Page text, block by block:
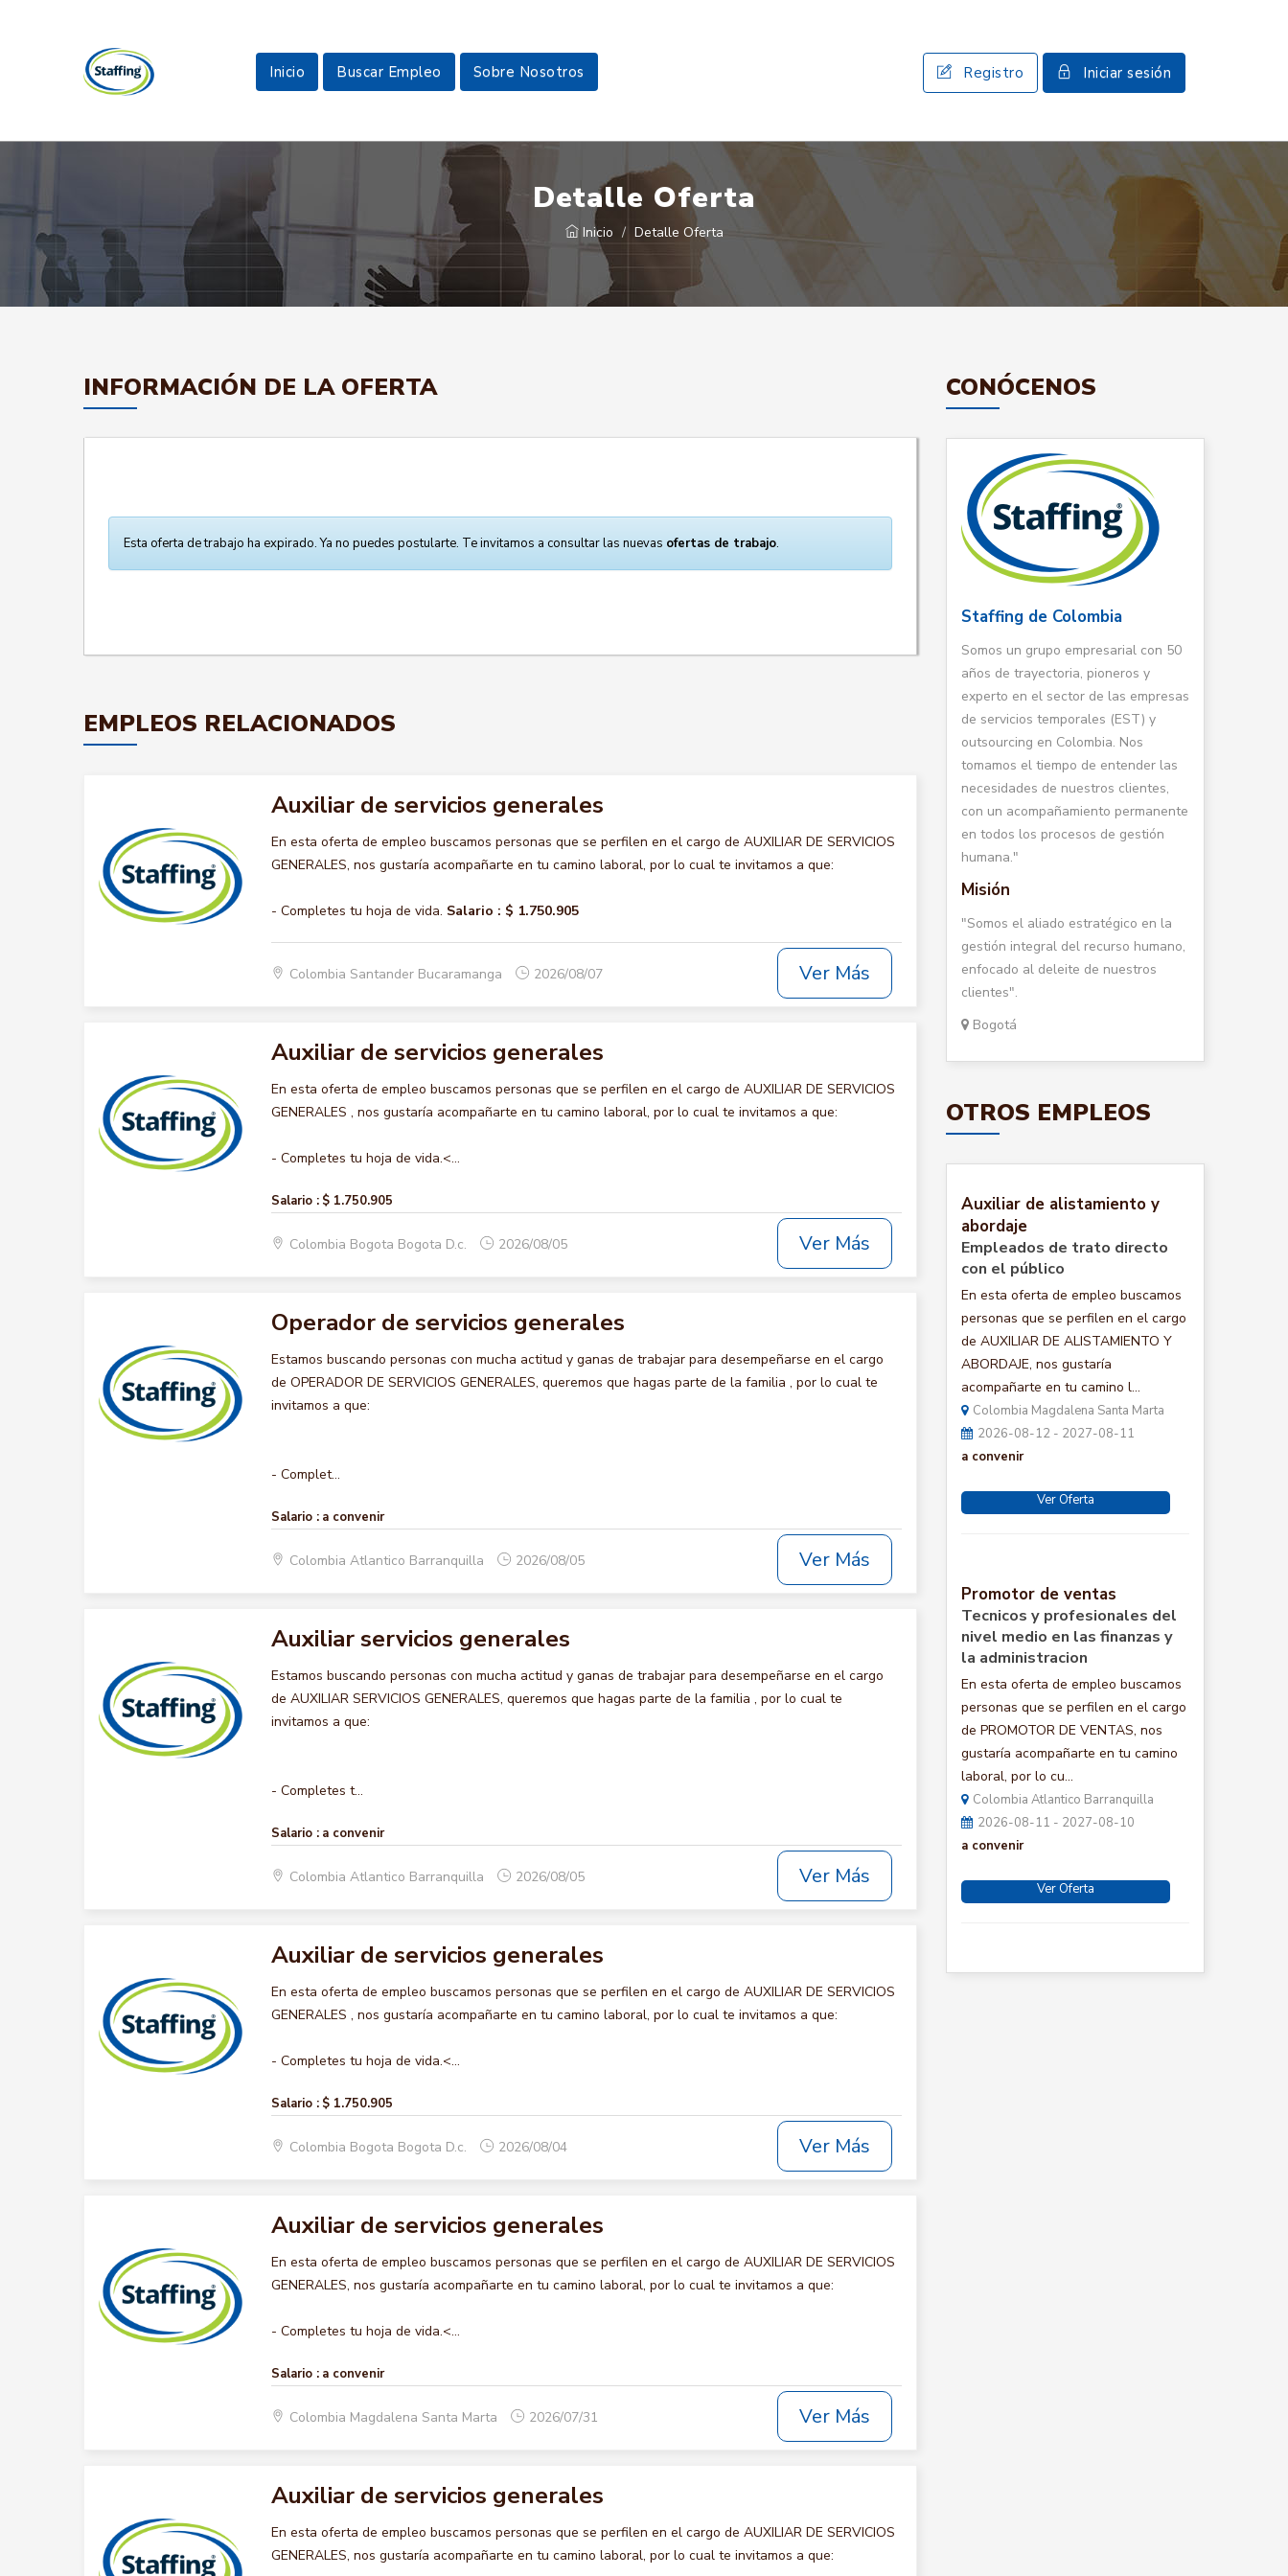
Inicio Buscar Empleo Sobre Nosotros Registro Iniciar sesión
Detalle Oferta
Inicio Detalle Oferta
INFORMACIÓN DE LA OFERTA
Esta oferta de trabajo ha expirado. Ya no puedes postularte. Te invitamos a consultar las nuevas ofertas de trabajo.
EMPLEOS RELACIONADOS
Auxiliar de servicios generales
En esta oferta de empleo buscamos personas que se perfilen en el cargo de AUXILIAR DE SERVICIOS
GENERALES, nos gustaría acompañarte en tu camino laboral, por lo cual te invitamos a que:
- Completes tu hoja de vida. Salario : $ 1.750.905
Colombia Santander Bucaramanga 2026/08/07 Ver Más
Auxiliar de servicios generales
En esta oferta de empleo buscamos personas que se perfilen en el cargo de AUXILIAR DE SERVICIOS
GENERALES , nos gustaría acompañarte en tu camino laboral, por lo cual te invitamos a que:
- Completes tu hoja de vida.<...
Salario : $ 1.750.905
Colombia Bogota Bogota D.c. 2026/08/05 Ver Más
Operador de servicios generales
Estamos buscando personas con mucha actitud y ganas de trabajar para desempeñarse en el cargo
de OPERADOR DE SERVICIOS GENERALES, queremos que hagas parte de la familia , por lo cual te
invitamos a que:
- Complet...
Salario : a convenir
Colombia Atlantico Barranquilla 2026/08/05 Ver Más
Auxiliar servicios generales
Estamos buscando personas con mucha actitud y ganas de trabajar para desempeñarse en el cargo
de AUXILIAR SERVICIOS GENERALES, queremos que hagas parte de la familia , por lo cual te
invitamos a que:
- Completes t...
Salario : a convenir
Colombia Atlantico Barranquilla 2026/08/05 Ver Más
Auxiliar de servicios generales
En esta oferta de empleo buscamos personas que se perfilen en el cargo de AUXILIAR DE SERVICIOS
GENERALES , nos gustaría acompañarte en tu camino laboral, por lo cual te invitamos a que:
- Completes tu hoja de vida.<...
Salario : $ 1.750.905
Colombia Bogota Bogota D.c. 2026/08/04 Ver Más
Auxiliar de servicios generales
En esta oferta de empleo buscamos personas que se perfilen en el cargo de AUXILIAR DE SERVICIOS
GENERALES, nos gustaría acompañarte en tu camino laboral, por lo cual te invitamos a que:
- Completes tu hoja de vida.<...
Salario : a convenir
Colombia Magdalena Santa Marta 2026/07/31 Ver Más
Auxiliar de servicios generales
En esta oferta de empleo buscamos personas que se perfilen en el cargo de AUXILIAR DE SERVICIOS
GENERALES, nos gustaría acompañarte en tu camino laboral, por lo cual te invitamos a que:
CONÓCENOS
Staffing de Colombia
Somos un grupo empresarial con 50
años de trayectoria, pioneros y
experto en el sector de las empresas
de servicios temporales (EST) y
outsourcing en Colombia. Nos
tomamos el tiempo de entender las
necesidades de nuestros clientes,
con un acompañamiento permanente
en todos los procesos de gestión
humana."
Misión
"Somos el aliado estratégico en la
gestión integral del recurso humano,
enfocado al deleite de nuestros
clientes".
Bogotá
OTROS EMPLEOS
Auxiliar de alistamiento y
abordaje
Empleados de trato directo
con el público
En esta oferta de empleo buscamos
personas que se perfilen en el cargo
de AUXILIAR DE ALISTAMIENTO Y
ABORDAJE, nos gustaría
acompañarte en tu camino l...
Colombia Magdalena Santa Marta
2026-08-12 - 2027-08-11
a convenir
Ver Oferta
Promotor de ventas
Tecnicos y profesionales del
nivel medio en las finanzas y
la administracion
En esta oferta de empleo buscamos
personas que se perfilen en el cargo
de PROMOTOR DE VENTAS, nos
gustaría acompañarte en tu camino
laboral, por lo cu...
Colombia Atlantico Barranquilla
2026-08-11 - 2027-08-10
a convenir
Ver Oferta